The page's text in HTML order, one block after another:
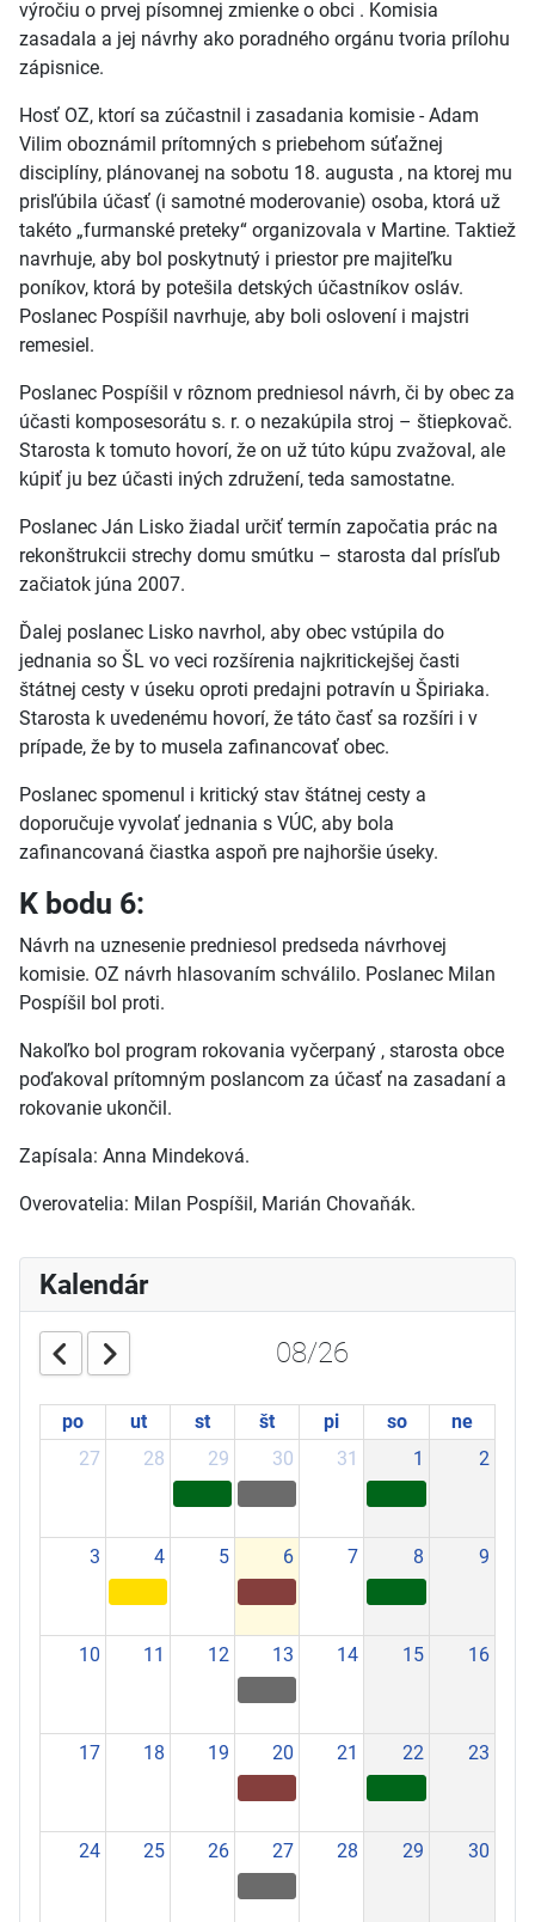
výročiu o prvej písomnej zmienke o obci . Komisia
zasadala a jej návrhy ako poradného orgánu tvoria prílohu
zápisnice.
Hosť OZ, ktorí sa zúčastnil i zasadania komisie - Adam
Vilim oboznámil prítomných s priebehom súťažnej
disciplíny, plánovanej na sobotu 18. augusta , na ktorej mu
prisľúbila účasť (i samotné moderovanie) osoba, ktorá už
takéto „furmanské preteky“ organizovala v Martine. Taktiež
navrhuje, aby bol poskytnutý i priestor pre majiteľku
poníkov, ktorá by potešila detských účastníkov osláv.
Poslanec Pospíšil navrhuje, aby boli oslovení i majstri
remesiel.
Poslanec Pospíšil v rôznom predniesol návrh, či by obec za
účasti komposesorátu s. r. o nezakúpila stroj – štiepkovač.
Starosta k tomuto hovorí, že on už túto kúpu zvažoval, ale
kúpiť ju bez účasti iných združení, teda samostatne.
Poslanec Ján Lisko žiadal určiť termín započatia prác na
rekonštrukcii strechy domu smútku – starosta dal prísľub
začiatok júna 2007.
Ďalej poslanec Lisko navrhol, aby obec vstúpila do
jednania so ŠL vo veci rozšírenia najkritickejšej časti
štátnej cesty v úseku oproti predajni potravín u Špiriaka.
Starosta k uvedenému hovorí, že táto časť sa rozšíri i v
prípade, že by to musela zafinancovať obec.
Poslanec spomenul i kritický stav štátnej cesty a
doporučuje vyvolať jednania s VÚC, aby bola
zafinancovaná čiastka aspoň pre najhoršie úseky.
K bodu 6:
Návrh na uznesenie predniesol predseda návrhovej
komisie. OZ návrh hlasovaním schválilo. Poslanec Milan
Pospíšil bol proti.
Nakoľko bol program rokovania vyčerpaný , starosta obce
poďakoval prítomným poslancom za účasť na zasadaní a
rokovanie ukončil.
Zapísala: Anna Mindeková.
Overovatelia: Milan Pospíšil, Marián Chovaňák.
Kalendár
08/26
po ut st št pi so
ne
27
28 29 30 31 1 2
3 4 5 6 7 8 9
10 11 12 13 14 15 16
17 18 19 20 21 22 23
24 25 26 27 28 29 30